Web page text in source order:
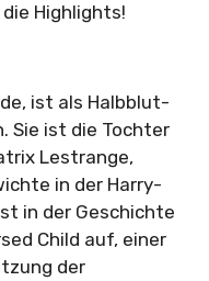
Highlights!
ist als Halbblut-
Sie ist die Tochter
Lestrange,
in der Harry-
in der Geschichte
Child auf, einer
der